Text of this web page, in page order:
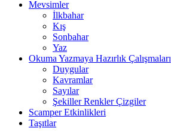
Mevsimler
İlkbahar
Kış
Sonbahar
Yaz
Okuma Yazmaya Hazırlık Çalışmaları
Duygular
Kavramlar
Sayılar
Şekiller Renkler Çizgiler
Scamper Etkinlikleri
Taşıtlar